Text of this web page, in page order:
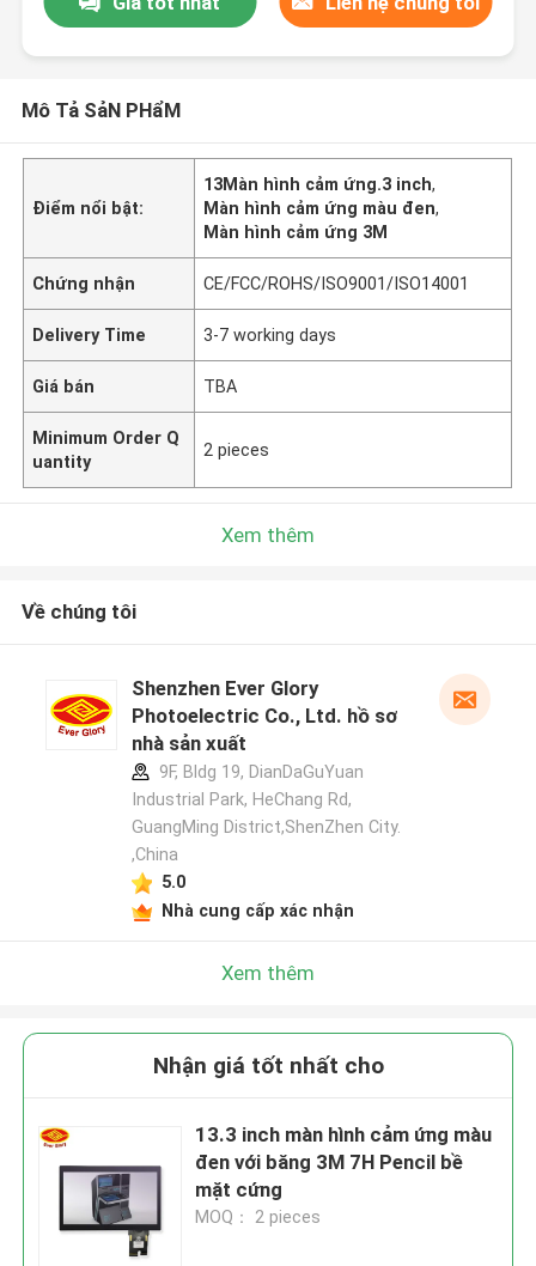
Mô Tả SảN PHẩM
Điểm nổi bật:
13Màn hình cảm ứng.3 inch,
Màn hình cảm ứng màu đen,
Màn hình cảm ứng 3M
Chứng nhận CE/FCC/ROHS/ISO9001/ISO14001
Delivery Time 3-7 working days
Giá bán TBA
Minimum Order Q
uantity
2 pieces
Xem thêm
Về chúng tôi
Shenzhen Ever Glory
Photoelectric Co., Ltd. hồ sơ
nhà sản xuất
9F, Bldg 19, DianDaGuYuan
Industrial Park, HeChang Rd,
GuangMing District,ShenZhen City.
,China
5.0
Nhà cung cấp xác nhận
Xem thêm
Nhận giá tốt nhất cho
13.3 inch màn hình cảm ứng màu
đen với băng 3M 7H Pencil bề
mặt cứng
MOQ： 2 pieces